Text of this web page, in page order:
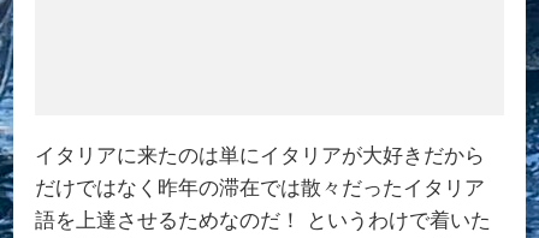
イタリアに来たのは単にイタリアが大好きだから
だけではなく昨年の滞在では散々だったイタリア
語を上達させるためなのだ！ というわけで着いた